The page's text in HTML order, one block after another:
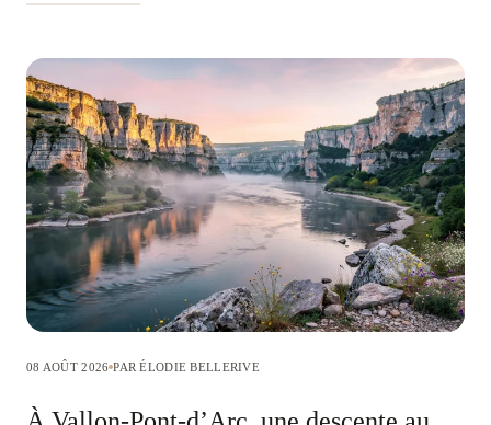
08 AOÛT 2026 PAR ÉLODIE BELLERIVE